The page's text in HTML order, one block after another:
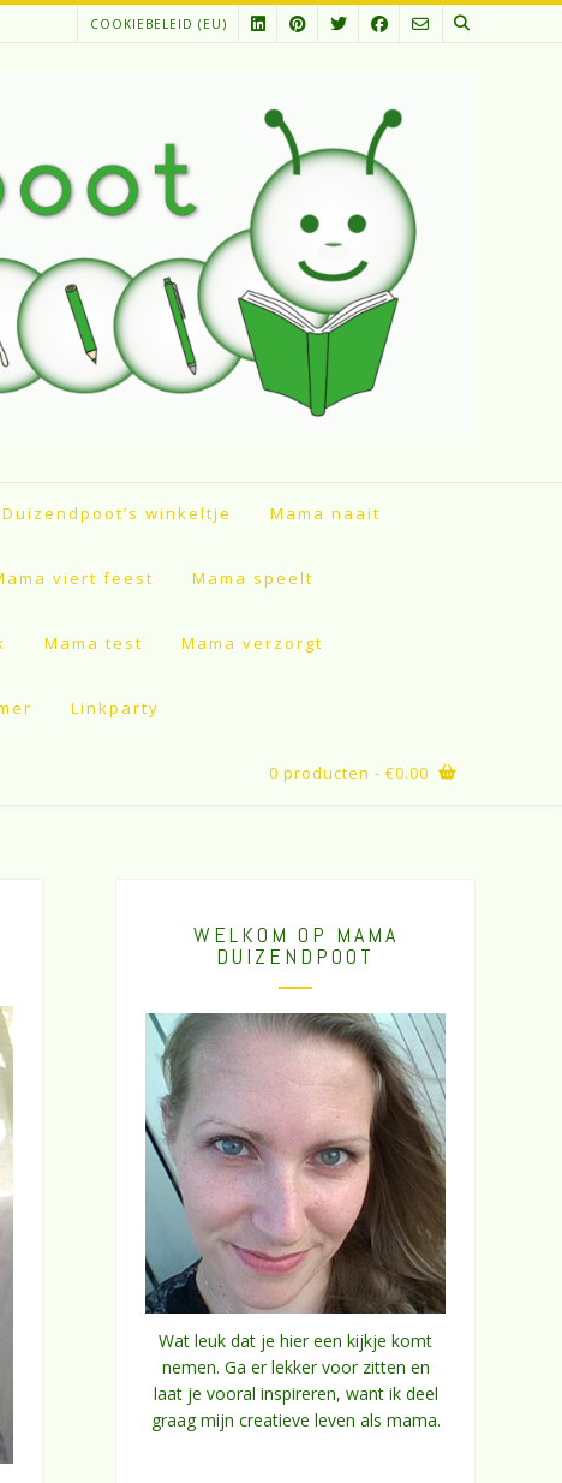
COOKIEBELEID (EU)
winkeltje Mama naait
viert feest Mama speelt
Mama test Mama verzorgt
Linkparty
0 producten - €0.00
WELKOM OP MAMA
DUIZENDPOOT
Wat leuk dat je hier een kijkje komt
nemen. Ga er lekker voor zitten en
laat je vooral inspireren, want ik deel
graag mijn creatieve leven als mama.